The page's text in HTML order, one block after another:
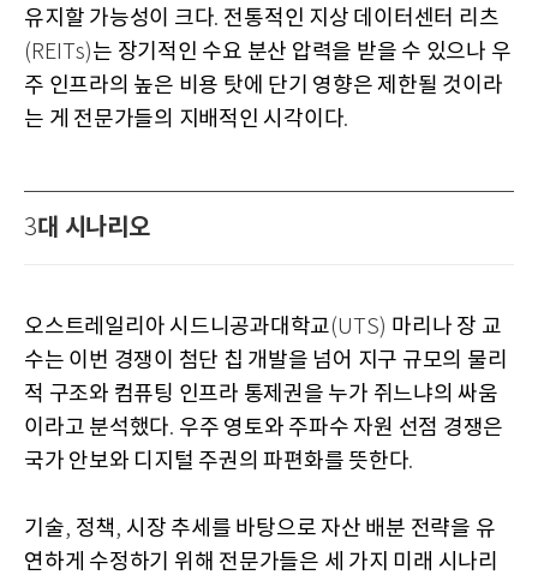
유지할 가능성이 크다. 전통적인 지상 데이터센터 리츠
(REITs)는 장기적인 수요 분산 압력을 받을 수 있으나 우
주 인프라의 높은 비용 탓에 단기 영향은 제한될 것이라
는 게 전문가들의 지배적인 시각이다.
3대 시나리오
오스트레일리아 시드니공과대학교(UTS) 마리나 장 교
수는 이번 경쟁이 첨단 칩 개발을 넘어 지구 규모의 물리
적 구조와 컴퓨팅 인프라 통제권을 누가 쥐느냐의 싸움
이라고 분석했다. 우주 영토와 주파수 자원 선점 경쟁은
국가 안보와 디지털 주권의 파편화를 뜻한다.
기술, 정책, 시장 추세를 바탕으로 자산 배분 전략을 유
연하게 수정하기 위해 전문가들은 세 가지 미래 시나리